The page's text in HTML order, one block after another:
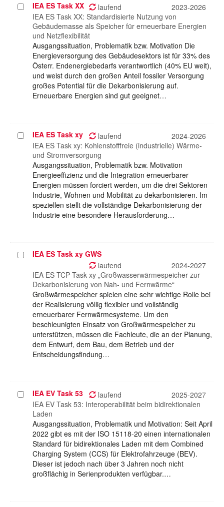
Projekt
auswählen
IEA ES Task XX laufend
2023-2026
IEA ES Task XX: Standardisierte Nutzung von
Gebäudemasse als Speicher für erneuerbare Energien
und Netzflexibilität
Ausgangssituation, Problematik bzw. Motivation Die
Energieversorgung des Gebäudesektors ist für 33% des
Österr. Endenergiebedarfs verantwortlich (40% EU weit),
und weist durch den großen Anteil fossiler Versorgung
großes Potential für die Dekarbonisierung auf.
Erneuerbare Energien sind gut geeignet…
Projekt
auswählen
IEA ES Task xy laufend
2024-2026
IEA ES Task xy: Kohlenstofffreie (industrielle) Wärme-
und Stromversorgung
Ausgangssituation, Problematik bzw. Motivation
Energieeffizienz und die Integration erneuerbarer
Energien müssen forciert werden, um die drei Sektoren
Industrie, Wohnen und Mobilität zu dekarbonisieren. Im
speziellen stellt die vollständige Dekarbonisierung der
Industrie eine besondere Herausforderung…
ProjektIEA ES Task xy GWS
laufend
2024-2027
IEA ES TCP Task xy „Großwasserwärmespeicher zur
Dekarbonisierung von Nah- und Fernwärme“
Großwärmespeicher spielen eine sehr wichtige Rolle bei
der Realisierung völlig flexibler und vollständig
erneuerbarer Fernwärmesysteme. Um den
beschleunigten Einsatz von Großwärmespeicher zu
unterstützen, müssen die Fachleute, die an der Planung,
dem Entwurf, dem Bau, dem Betrieb und der
Entscheidungsfindung…
Projekt
auswählen
IEA EV Task 53 laufend
2025-2027
IEA EV Task 53: Interoperabilität beim bidirektionalen
Laden
Ausgangssituation, Problematik und Motivation: Seit April
2022 gibt es mit der ISO 15118-20 einen internationalen
Standard für bidirektionales Laden mit dem Combined
Charging System (CCS) für Elektrofahrzeuge (BEV).
Dieser ist jedoch nach über 3 Jahren noch nicht
großflächig in Serienprodukten verfügbar.…